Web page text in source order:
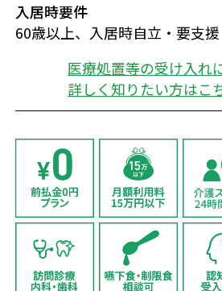
入居時要件
60歳以上、入居時自立・要支
医療処置等の受け入れ
詳しく知りたい方はこ